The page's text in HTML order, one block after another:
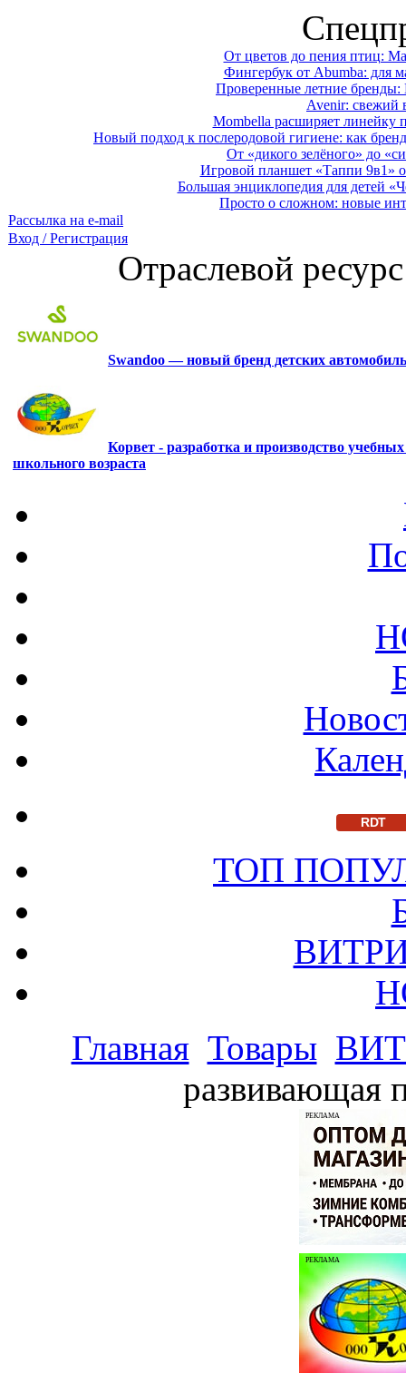
От цветов до пения птиц:
Фингербук от Abumba: для
Проверенные летние
Avenir: свежий
Mombella расширяет линейку
Новый подход к послеродовой гигиене: как
От «дикого зелёного» до
Игровой планшет «Таппи 9в1»
Большая энциклопедия для детей
Просто о сложном: новые
Рассылка на e-mail
Вход / Регистрация
Отраслевой
Swandoo — новый бренд детских
Корвет - разработка и производство
школьного возраста
RDT
ТОП
Главная Товары
развивающая
РЕКЛАМА
РЕКЛАМА